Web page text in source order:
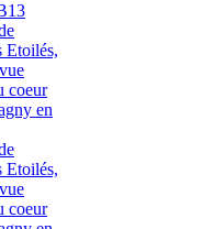
Etoilés,
coeur
en
Etoilés,
coeur